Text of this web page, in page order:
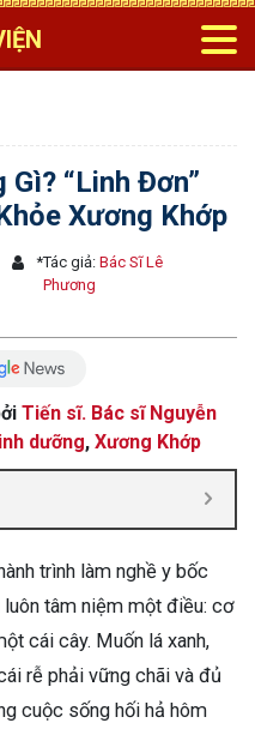
Gì? “Linh Đơn”
Xương Khớp
*Tác giả:Bác Sĩ Lê
Phương
Tiến sĩ. Bác sĩ Nguyễn
dưỡng, Xương Khớp
trình làm nghề y bốc
tâm niệm một điều: cơ
cái cây. Muốn lá xanh,
rễ phải vững chãi và đủ
cuộc sống hối hả hôm